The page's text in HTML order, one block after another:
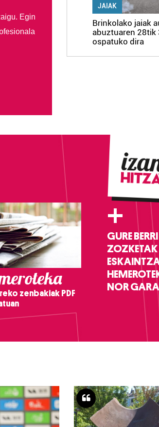
Egin
JAIAK
Brinkolako jaiak
abuztuaren 28tik
ospatuko dira
zenbakiak PDF
+
GURE BERRI
ZOZKETAK
NOR GARA